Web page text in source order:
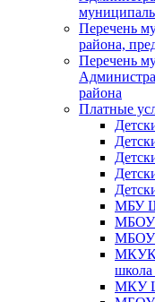
Перечень
района,
Перечень
района
Платные
МБУ
МБОУ
МБОУ
МКУК
МКУ